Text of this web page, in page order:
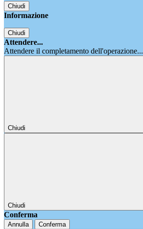
Chiudi
Informazione
Chiudi
Attendere...
Attendere il completamento dell'operazione...
Chiudi
Chiudi
Conferma
Annulla Conferma